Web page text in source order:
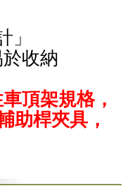
收納
頂架規格，
助桿夾具，